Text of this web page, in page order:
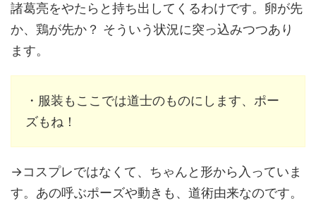
諸葛亮をやたらと持ち出してくるわけです。卵が先
か、鶏が先か？ そういう状況に突っ込みつつあり
ます。
・服装もここでは道士のものにします、ポー
ズもね！
→コスプレではなくて、ちゃんと形から入っていま
す。あの呼ぶポーズや動きも、道術由来なのです。